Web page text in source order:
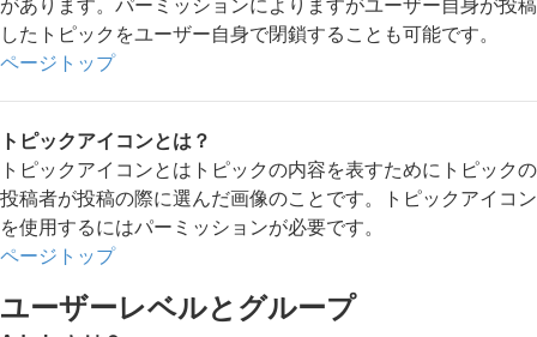
したトピックをユーザー自身で閉鎖することも可能です。
ページトップ
トピックアイコンとは？
トピックアイコンとはトピックの内容を表すためにトピックの
投稿者が投稿の際に選んだ画像のことです。トピックアイコン
を使用するにはパーミッションが必要です。
ページトップ
ユーザーレベルとグループ